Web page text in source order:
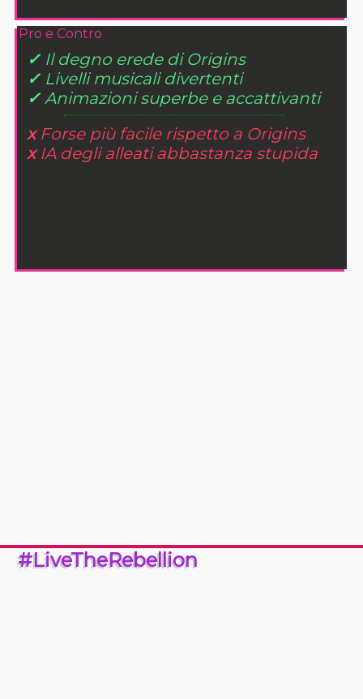
Pro e Contro
✓ Il degno erede di Origins
✓ Livelli musicali divertenti
✓Animazioni superbe e accattivanti
xForse più facile rispetto a Origins
xIA degli alleati abbastanza stupida
#LiveTheRebellion